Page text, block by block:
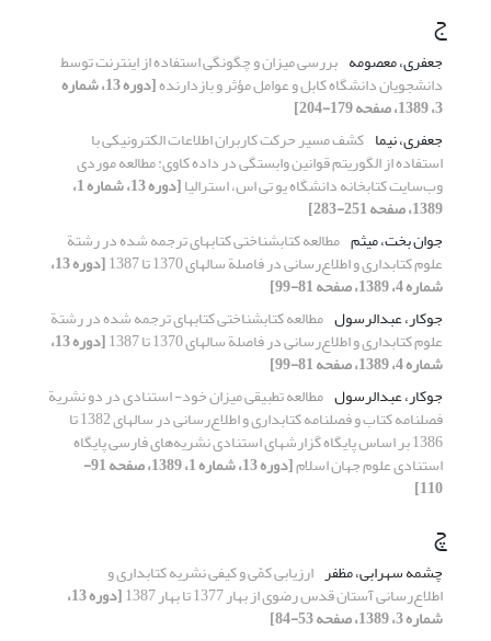
ج
جعفری، معصومه بررسی میزان و چگونگی استفاده از اینترنت توسط
دانشجویان دانشگاه کابل و عوامل مؤثر و بازدارنده [دوره 13، شماره
3، 1389، صفحه 179-204]
جعفری، نیما کشف مسیر حرکت کاربران اطلاعات الکترونیکی با
استفاده از الگوریتم قوانین وابستگی در داده کاوی: مطالعه موردی
وب‌سایت کتابخانه دانشگاه یو تی اس، استرالیا [دوره 13، شماره 1،
1389، صفحه 251-283]
جوان بخت، میثم مطالعه کتابشناختی کتابهای ترجمه شده در رشتة
علوم کتابداری و اطلاع‌رسانی در فاصلة سالهای 1370 تا 1387 [دوره 13،
شماره 4، 1389، صفحه 81-99]
جوکار، عبدالرسول مطالعه کتابشناختی کتابهای ترجمه شده در رشتة
علوم کتابداری و اطلاع‌رسانی در فاصلة سالهای 1370 تا 1387 [دوره 13،
شماره 4، 1389، صفحه 81-99]
جوکار، عبدالرسول مطالعه تطبیقی میزان خود- استنادی در دو نشریة
فصلنامه کتاب و فصلنامه کتابداری و اطلاع‌رسانی در سالهای 1382 تا
1386 بر اساس پایگاه گزارشهای استنادی نشریه‌های فارسی پایگاه
استنادی علوم جهان اسلام [دوره 13، شماره 1، 1389، صفحه 91-
110]
چ
چشمه سهرابی، مظفر ارزیابی کمّی و کیفی نشریه کتابداری و
اطلاع‌رسانی آستان قدس رضوی از بهار 1377 تا بهار 1387 [دوره 13،
شماره 3، 1389، صفحه 53-84]